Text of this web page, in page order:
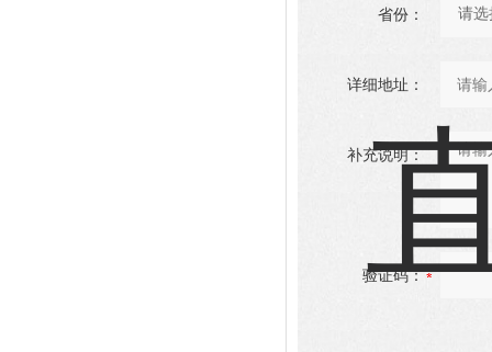
省份：
详细地址：
补充说明：
验证码：